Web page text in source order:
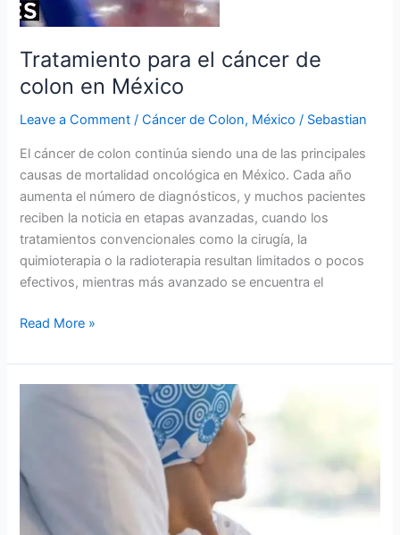
Tratamiento para el cáncer de
colon en México
Leave a Comment /Cáncer de Colon, México / Sebastian
El cáncer de colon continúa siendo una de las principales
causas de mortalidad oncológica en México. Cada año
aumenta el número de diagnósticos, y muchos pacientes
reciben la noticia en etapas avanzadas, cuando los
tratamientos convencionales como la cirugía, la
quimioterapia o la radioterapia resultan limitados o pocos
efectivos, mientras más avanzado se encuentra el
Read More »
de
colon
en